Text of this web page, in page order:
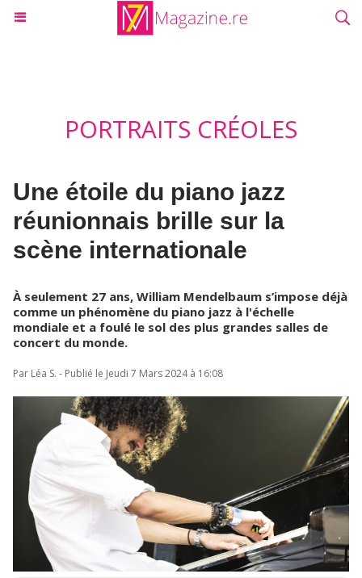
PORTRAITS CRÉOLES
Une étoile du piano jazz
réunionnais brille sur la
scène internationale
À seulement 27 ans, William Mendelbaum s’impose déjà
comme un phénomène du piano jazz à l'échelle
mondiale et a foulé le sol des plus grandes salles de
concert du monde.
Par Léa S. - Publié le Jeudi 7 Mars 2024 à 16:08